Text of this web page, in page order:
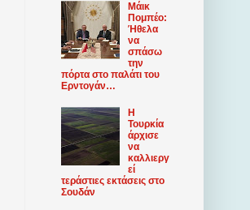
Μάικ
Πομπέο:
Ήθελα
να
σπάσω
την
πόρτα στο παλάτι του
Ερντογάν…
Η
Τουρκία
άρχισε
να
καλλιεργ
εί
τεράστιες εκτάσεις στο
Σουδάν